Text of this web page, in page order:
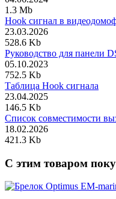
1.3 Mb
Hook сигнал в
23.03.2026
528.6 Kb
Руководство для панели
05.10.2023
752.5 Kb
Таблица Hook сигнала
23.04.2025
146.5 Kb
Список совместимости
18.02.2026
421.3 Kb
C этим товаром